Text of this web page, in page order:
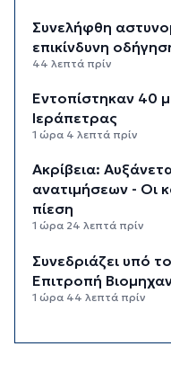
Συνελήφθη
επικίνδυνη
44 λεπτά πρίν
Εντοπίστηκαν 40
Ιεράπετρας
1 ώρα 4 λεπτά πρίν
Ακρίβεια:
ανατιμήσεων - Οι
πίεση
1 ώρα 24 λεπτά πρίν
Συνεδριάζει υπό
Επιτροπή
1 ώρα 44 λεπτά πρίν